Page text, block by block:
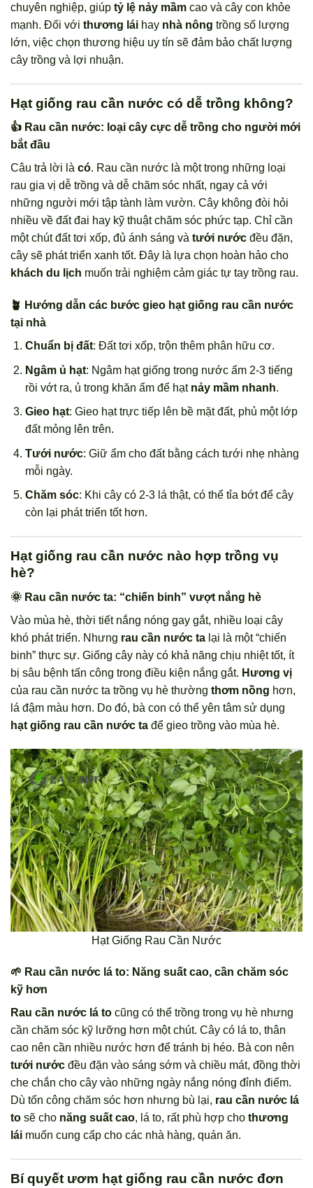
chuyên nghiệp, giúp tỷ lệ nảy mầm cao và cây con khỏe
mạnh. Đối với thương lái hay nhà nông trồng số lượng
lớn, việc chọn thương hiệu uy tín sẽ đảm bảo chất lượng
cây trồng và lợi nhuận.
Hạt giống rau cần nước có dễ trồng không?
👍 Rau cần nước: loại cây cực dễ trồng cho người mới
bắt đầu
Câu trả lời là có. Rau cần nước là một trong những loại
rau gia vị dễ trồng và dễ chăm sóc nhất, ngay cả với
những người mới tập tành làm vườn. Cây không đòi hỏi
nhiều về đất đai hay kỹ thuật chăm sóc phức tạp. Chỉ cần
một chút đất tơi xốp, đủ ánh sáng và tưới nước đều đặn,
cây sẽ phát triển xanh tốt. Đây là lựa chọn hoàn hảo cho
khách du lịch muốn trải nghiệm cảm giác tự tay trồng rau.
🪴 Hướng dẫn các bước gieo hạt giống rau cần nước
tại nhà
Chuẩn bị đất: Đất tơi xốp, trộn thêm phân hữu cơ.
Ngâm ủ hạt: Ngâm hạt giống trong nước ấm 2-3 tiếng
rồi vớt ra, ủ trong khăn ẩm để hạt nảy mầm nhanh.
Gieo hạt: Gieo hạt trực tiếp lên bề mặt đất, phủ một lớp
đất mỏng lên trên.
Tưới nước: Giữ ẩm cho đất bằng cách tưới nhẹ nhàng
mỗi ngày.
Chăm sóc: Khi cây có 2-3 lá thật, có thể tỉa bớt để cây
còn lại phát triển tốt hơn.
Hạt giống rau cần nước nào hợp trồng vụ
hè?
🌞 Rau cần nước ta: “chiến binh” vượt nắng hè
Vào mùa hè, thời tiết nắng nóng gay gắt, nhiều loại cây
khó phát triển. Nhưng rau cần nước ta lại là một “chiến
binh” thực sự. Giống cây này có khả năng chịu nhiệt tốt, ít
bị sâu bệnh tấn công trong điều kiện nắng gắt. Hương vị
của rau cần nước ta trồng vụ hè thường thơm nồng hơn,
lá đậm màu hơn. Do đó, bà con có thể yên tâm sử dụng
hạt giống rau cần nước ta để gieo trồng vào mùa hè.
Hạt Giống Rau Cần Nước
🌱 Rau cần nước lá to: Năng suất cao, cần chăm sóc
kỹ hơn
Rau cần nước lá to cũng có thể trồng trong vụ hè nhưng
cần chăm sóc kỹ lưỡng hơn một chút. Cây có lá to, thân
cao nên cần nhiều nước hơn để tránh bị héo. Bà con nên
tưới nước đều đặn vào sáng sớm và chiều mát, đồng thời
che chắn cho cây vào những ngày nắng nóng đỉnh điểm.
Dù tốn công chăm sóc hơn nhưng bù lại, rau cần nước lá
to sẽ cho năng suất cao, lá to, rất phù hợp cho thương
lái muốn cung cấp cho các nhà hàng, quán ăn.
Bí quyết ươm hạt giống rau cần nước đơn